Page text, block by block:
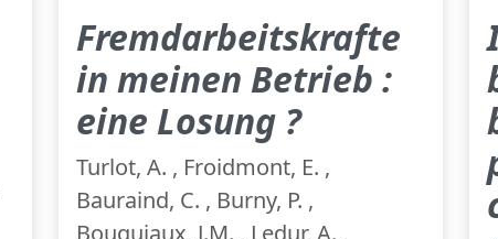
Fremdarbeitskrafte
in meinen Betrieb :
eine Losung ?
Turlot, A. , Froidmont, E. ,
Bauraind, C. , Burny, P. ,